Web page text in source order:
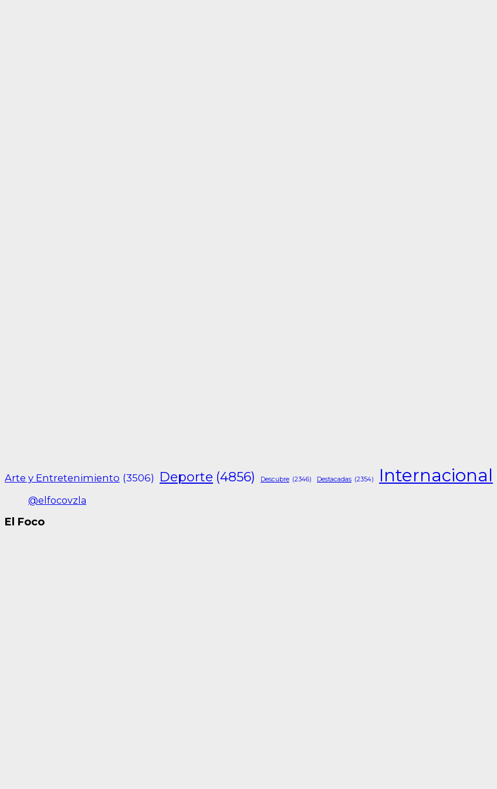
Arte y Entretenimiento (3506) Deporte (4856) Descubre (2346) Destacadas (2354) Internacional
@elfocovzla
El Foco